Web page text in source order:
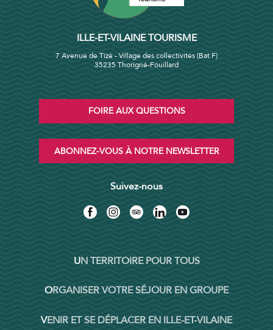
ILLE-ET-VILAINE TOURISME
7 Avenue de Tizé - Village des collectivités (Bat F)
35235 Thorigné-Fouillard
FOIRE AUX QUESTIONS
ABONNEZ-VOUS À NOTRE NEWSLETTER
Suivez-nous
UN TERRITOIRE POUR TOUS
ORGANISER VOTRE SÉJOUR EN GROUPE
VENIR ET SE DÉPLACER EN ILLE-ET-VILAINE